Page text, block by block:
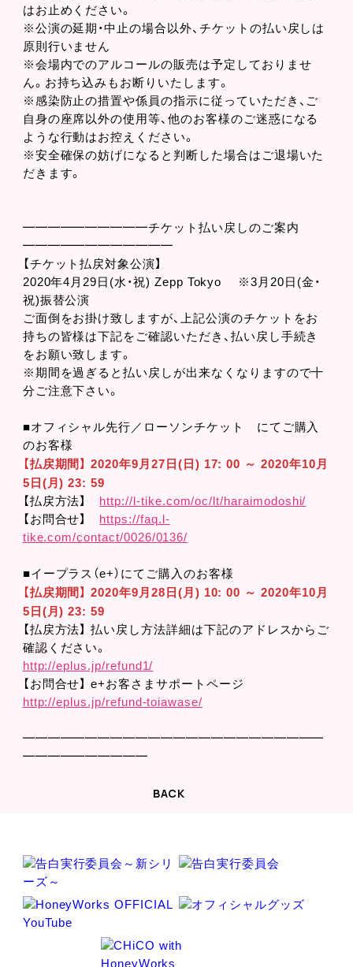
はお止めください。
※公演の延期・中止の場合以外、チケットの払い戻しは
原則行いません
※会場内でのアルコールの販売は予定しておりませ
ん。お持ち込みもお断りいたします。
※感染防止の措置や係員の指示に従っていただき、ご
自身の座席以外の使用等、他のお客様のご迷惑になる
ような行動はお控えください。
※安全確保の妨げになると判断した場合はご退場いた
だきます。
━━━━━━━━━━チケット払い戻しのご案内
━━━━━━━━━━━━
【チケット払戻対象公演】
2020年4月29日(水・祝) Zepp Tokyo ※3月20日(金・
祝)振替公演
ご面倒をお掛け致しますが、上記公演のチケットをお
持ちの皆様は下記をご確認いただき、払い戻し手続き
をお願い致します。
※期間を過ぎると払い戻しが出来なくなりますので十
分ご注意下さい。
■オフィシャル先行／ローソンチケット にてご購入
のお客様
【払戻期間】 2020年9月27日(日) 17: 00 ～ 2020年10月
5日(月) 23: 59
【払戻方法】
http://l-tike.com/oc/lt/haraimodoshi/
【お問合せ】
https://faq.l-
tike.com/contact/0026/0136/
■イープラス（e+）にてご購入のお客様
【払戻期間】 2020年9月28日(月) 10: 00 ～ 2020年10月
5日(月) 23: 59
【払戻方法】 払い戻し方法詳細は下記のアドレスからご
確認ください。
http://eplus.jp/refund1/
【お問合せ】 e+お客さまサポートページ
http://eplus.jp/refund-toiawase/
━━━━━━━━━━━━━━━━━━━━━━━━
━━━━━━━━━━
BACK